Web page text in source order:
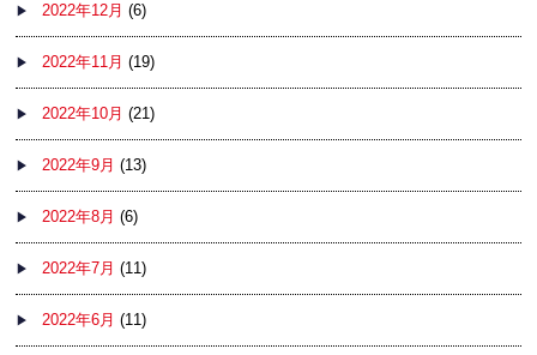
2022年12月 (6)
2022年11月 (19)
2022年10月 (21)
2022年9月 (13)
2022年8月 (6)
2022年7月 (11)
2022年6月 (11)